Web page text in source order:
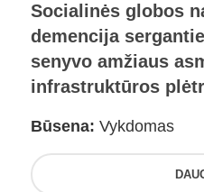
Socialinės globos
demencija
senyvo amžiaus
infrastruktūros
Būsena: Vykdomas